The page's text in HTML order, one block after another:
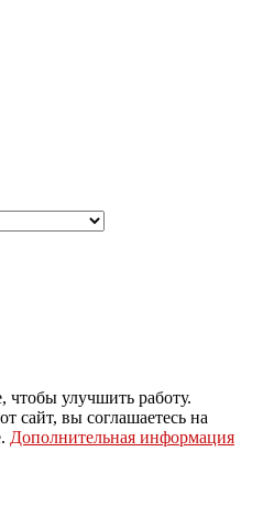
ваш торговый
дизайн освещения
обучение по продуктам
улучшить работу.
сайт, вы соглашаетесь на
Дополнительная информация